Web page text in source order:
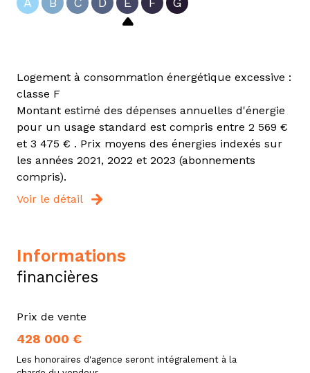
Logement à consommation énergétique excessive :
classe F
Montant estimé des dépenses annuelles d'énergie
pour un usage standard est compris entre 2 569 €
et 3 475 € . Prix moyens des énergies indexés sur
les années 2021, 2022 et 2023 (abonnements
compris).
Voir le détail
informations
financières
Prix de vente
428 000 €
Les honoraires d'agence seront intégralement à la